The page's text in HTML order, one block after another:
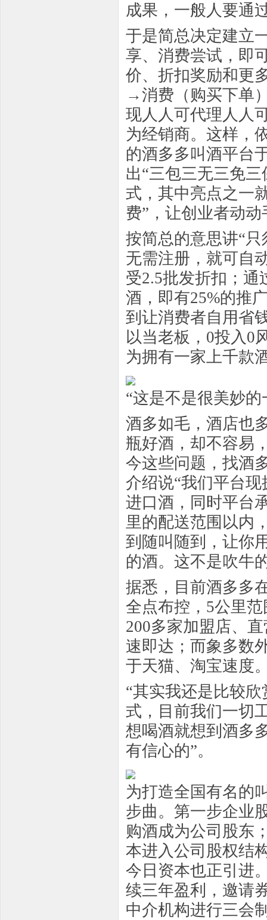
成果，一般人要通
于是简总决定建立
享、消费尝试，即
价、折扣奖励和更
→消费（购买下单
现人人可代理人人
为经销商。这样，
的酒多多叫酒平台
出“三包三无三免
式，其中亮点之一
费”，让创业者动
按简总的意思讲“
无需注册，就可自
受2.5批发折扣；通
酒，即有25%的推
到让消费者自用省
以当老板，0投入0
为拥有一家上千款
“这是不是很美妙
酒多如毛，酒店也
瓶好酒，却不容易
今这些问题，找酒
介绍说“我们平台
进口酒，同时平台
里的配送范围以内
到随叫随到，让你
的酒。这不是吹牛
据悉，目前酒多多
全点布控，5公里
200多家加盟店、
速即达；而象多数
于天猫、淘宝速度
“其实我还是比较
式，目前我们一切
想喝酒就想到酒多
有信心的”。
为打造全国有名的
步曲。第一步企业
购酒成为公司股东
本进入公司股权结
今日资本也正引进
续三年盈利，邀请
中介机构进行三会